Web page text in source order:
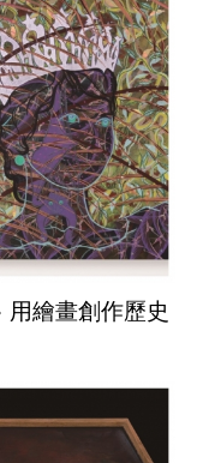
用繪畫創作歷史